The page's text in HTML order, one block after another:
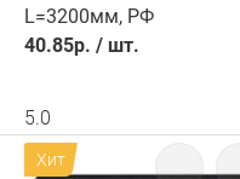
L=3200мм, РФ
40.85р. / шт.
5.0
Хит